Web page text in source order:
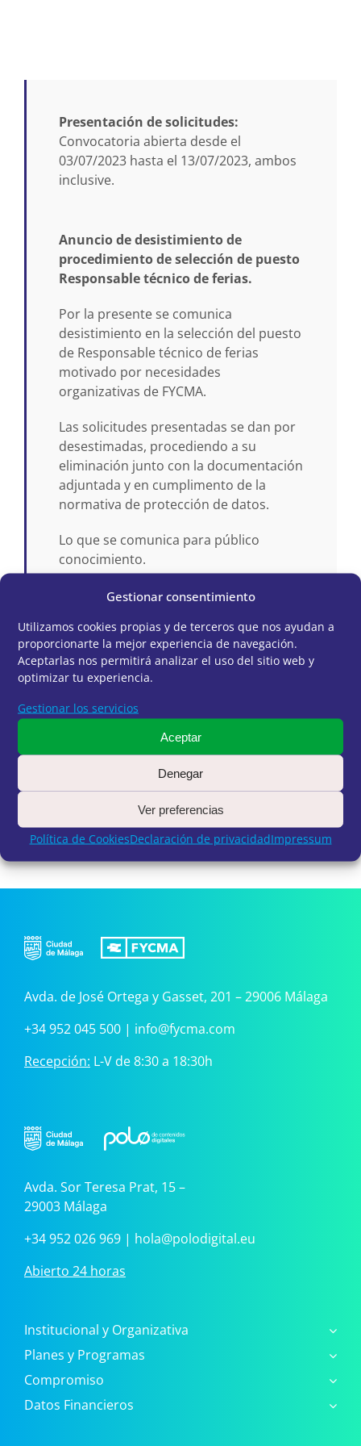
Gestionar consentimiento
Utilizamos cookies propias y de terceros que nos ayudan a
proporcionarte la mejor experiencia de navegación.
Aceptarlas nos permitirá analizar el uso del sitio web y
optimizar tu experiencia.
Gestionar los servicios
Aceptar
Denegar
Ver preferencias
Política de CookiesDeclaración de privacidadImpressum
Presentación de solicitudes:
Convocatoria abierta desde el
03/07/2023 hasta el 13/07/2023, ambos
inclusive.
Anuncio de desistimiento de
procedimiento de selección de puesto
Responsable técnico de ferias.
Por la presente se comunica
desistimiento en la selección del puesto
de Responsable técnico de ferias
motivado por necesidades
organizativas de FYCMA.
Las solicitudes presentadas se dan por
desestimadas, procediendo a su
eliminación junto con la documentación
adjuntada y en cumplimento de la
normativa de protección de datos.
Lo que se comunica para público
conocimiento.
VOLVER A PÁGINA DE OFERTAS
Avda. de José Ortega y Gasset, 201 – 29006 Málaga
+34 952 045 500| info@fycma.com
Recepción: L-V de 8:30 a 18:30h
Avda. Sor Teresa Prat, 15 –
29003 Málaga
+34 952 026 969| hola@polodigital.eu
Abierto 24 horas
Institucional y Organizativa
Planes y Programas
Compromiso
Datos Financieros